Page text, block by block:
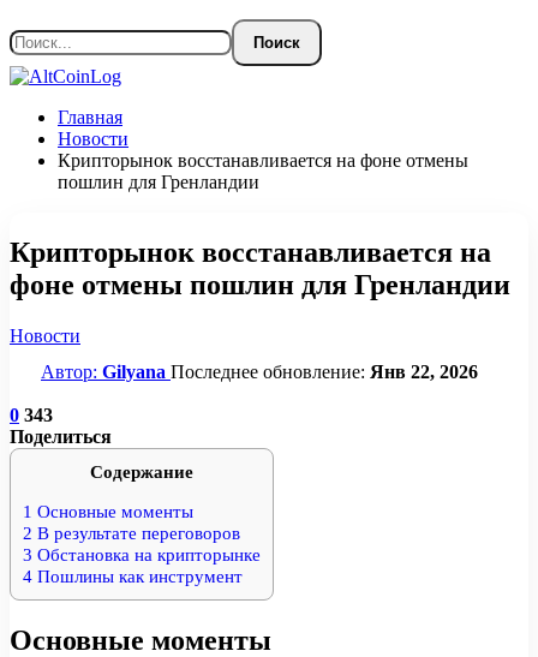
Главная
Новости
Крипторынок восстанавливается на фоне отмены
пошлин для Гренландии
Крипторынок восстанавливается на
фоне отмены пошлин для Гренландии
Новости
Автор: Gilyana Последнее обновление: Янв 22, 2026
0 343
Поделиться
Содержание
1 Основные моменты
2 В результате переговоров
3 Обстановка на крипторынке
4 Пошлины как инструмент
Основные моменты